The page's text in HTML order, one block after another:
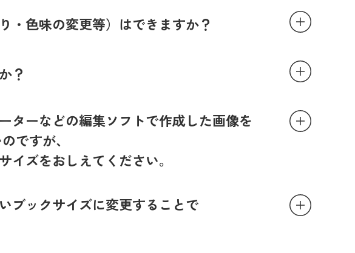
・色味の変更等）はできますか？
？
ターなどの編集ソフトで作成した画像を
ですが、
イズをおしえてください。
ブックサイズに変更することで